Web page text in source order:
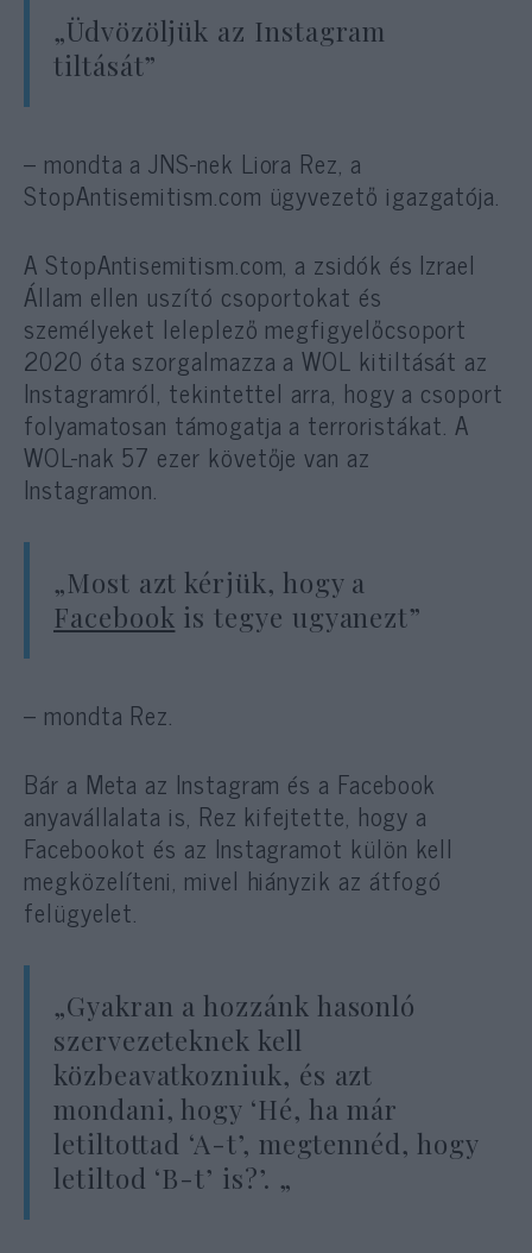
„Üdvözöljük az Instagram
tiltását”
– mondta a JNS-nek Liora Rez, a
StopAntisemitism.com ügyvezető igazgatója.
A StopAntisemitism.com, a zsidók és Izrael
Állam ellen uszító csoportokat és
személyeket leleplező megfigyelőcsoport
2020 óta szorgalmazza a WOL kitiltását az
Instagramról, tekintettel arra, hogy a csoport
folyamatosan támogatja a terroristákat. A
WOL-nak 57 ezer követője van az
Instagramon.
„Most azt kérjük, hogy a
Facebook is tegye ugyanezt”
– mondta Rez.
Bár a Meta az Instagram és a Facebook
anyavállalata is, Rez kifejtette, hogy a
Facebookot és az Instagramot külön kell
megközelíteni, mivel hiányzik az átfogó
felügyelet.
„Gyakran a hozzánk hasonló
szervezeteknek kell
közbeavatkozniuk, és azt
mondani, hogy ‘Hé, ha már
letiltottad ‘A-t’, megtennéd, hogy
letiltod ‘B-t’ is?’. „